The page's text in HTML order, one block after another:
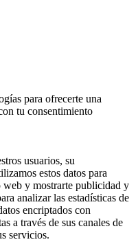
para ofrecerte una
tu consentimiento
usuarios, su
estos datos para
web y mostrarte publicidad y
analizar las estadísticas de
encriptados con
a través de sus canales de
servicios.